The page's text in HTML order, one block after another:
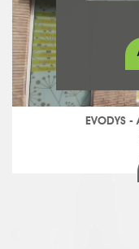
EVODYS